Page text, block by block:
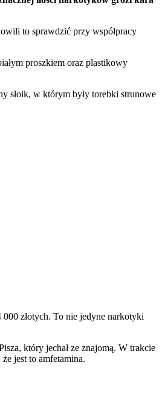
to sprawdzić przy współpracy
proszkiem oraz plastikowy
słoik, w którym były torebki strunowe
złotych. To nie jedyne narkotyki
który jechał ze znajomą. W trakcie
jest to amfetamina.